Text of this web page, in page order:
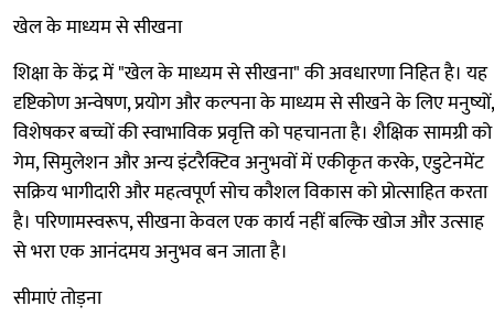
खेल के माध्यम से सीखना
शिक्षा के केंद्र में "खेल के माध्यम से सीखना" की अवधारणा निहित है। यह
दृष्टिकोण अन्वेषण, प्रयोग और कल्पना के माध्यम से सीखने के लिए मनुष्यों,
विशेषकर बच्चों की स्वाभाविक प्रवृत्ति को पहचानता है। शैक्षिक सामग्री को
गेम, सिमुलेशन और अन्य इंटरैक्टिव अनुभवों में एकीकृत करके, एडुटेनमेंट
सक्रिय भागीदारी और महत्वपूर्ण सोच कौशल विकास को प्रोत्साहित करता
है। परिणामस्वरूप, सीखना केवल एक कार्य नहीं बल्कि खोज और उत्साह
से भरा एक आनंदमय अनुभव बन जाता है।
सीमाएं तोड़ना